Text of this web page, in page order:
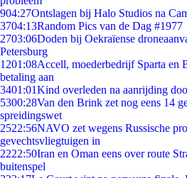
904:27Ontslagen bij Halo Studios na
3704:13Random Pics van de Dag #1977
2703:06Doden bij Oekraïense
Petersburg
1201:08Accell, moederbedrijf Sparta en
betaling aan
3401:01Kind overleden na aanrijding
5300:28Van den Brink zet nog eens 14
spreidingswet
2522:56NAVO zet wegens Russische
gevechtsvliegtuigen in
2222:50Iran en Oman eens over route
buitenspel